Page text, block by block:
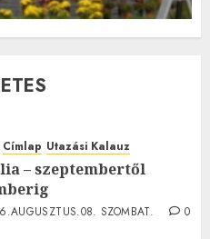
Címlap Utazási Kalauz
– szeptembertől
SZOMBAT.
0